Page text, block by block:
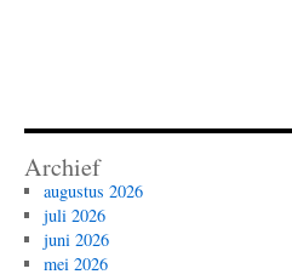
Archief
augustus 2026
juli 2026
juni 2026
mei 2026